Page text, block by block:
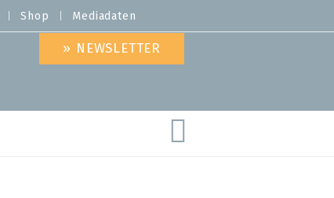
Shop Mediadaten
» NEWSLETTER